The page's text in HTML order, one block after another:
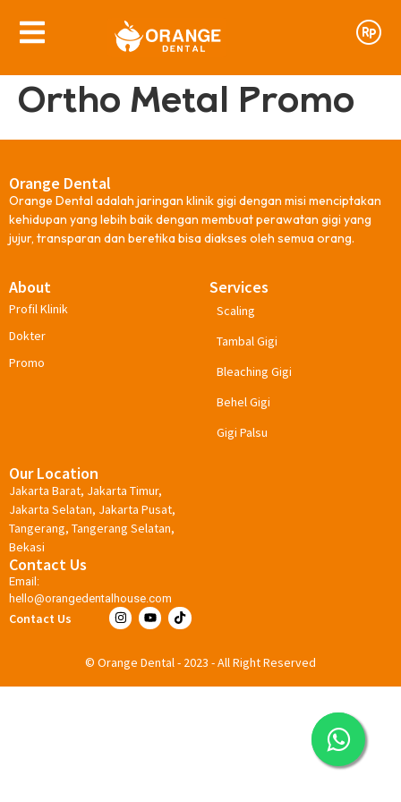
Ortho Metal Promo
Orange Dental
Orange Dental adalah jaringan klinik gigi dengan misi menciptakan
kehidupan yang lebih baik dengan membuat perawatan gigi yang
jujur, transparan dan beretika bisa diakses oleh semua orang.
About
Profil Klinik
Dokter
Promo
Services
Scaling
Tambal Gigi
Bleaching Gigi
Behel Gigi
Gigi Palsu
Our Location
Jakarta Barat, Jakarta Timur,
Jakarta Selatan, Jakarta Pusat,
Tangerang, Tangerang Selatan,
Bekasi
Contact Us
Email:
hello@orangedentalhouse.com
Contact Us
© Orange Dental - 2023 - All Right Reserved